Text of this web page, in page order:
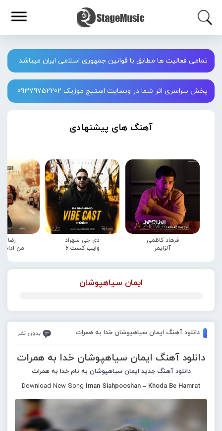
تمامی فعالیت ها مطابق با قوانین جمهوری اسلامی ایران میباشد
پخش سراسری اثر شما در وبسایت استیج موزیک 09379752202
آهنگ های پیشنهادی
فرهاد کاظمی
آلزایمر
دی جی شهراد
وایب کست 6
رضا
من
ایمان سیاهپوشان
دانلود آهنگ ایمان سیاهپوشان خدا به همرات بدون نظر
دانلود آهنگ ایمان سیاهپوشان خدا به همرات
دانلود آهنگ جدید ایمان سیاهپوشان به نام خدا به همرات
Download New Song Iman Siahpooshan – Khoda Be Hamrat